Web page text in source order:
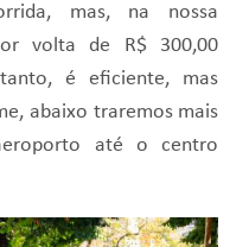
mas, na nossa
volta de R$ 300,00
é eficiente, mas
abaixo traremos mais
até o centro